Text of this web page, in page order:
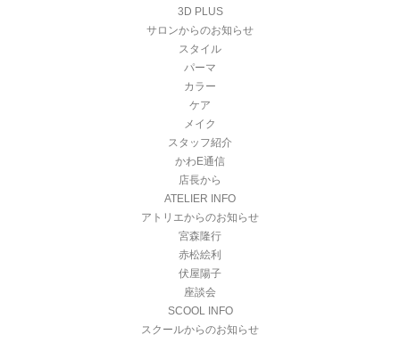
3D PLUS
サロンからのお知らせ
スタイル
パーマ
カラー
ケア
メイク
スタッフ紹介
かわE通信
店長から
ATELIER INFO
アトリエからのお知らせ
宮森隆行
赤松絵利
伏屋陽子
座談会
SCOOL INFO
スクールからのお知らせ